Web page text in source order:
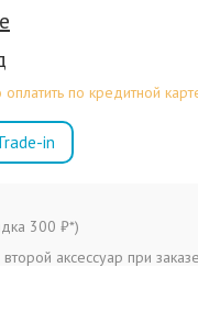
по кредитной
in
300 ₽*)
аксессуар при